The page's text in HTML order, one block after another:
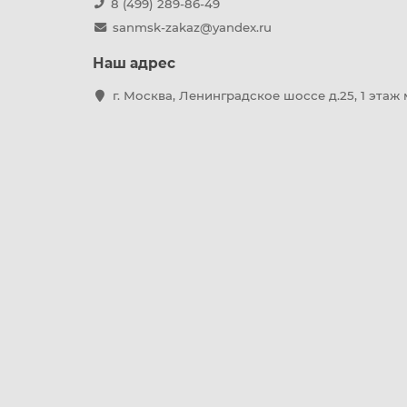
8 (499) 289-86-49
sanmsk-zakaz@yandex.ru
Наш адрес
г. Москва, Ленинградское шоссе д.25, 1 этаж